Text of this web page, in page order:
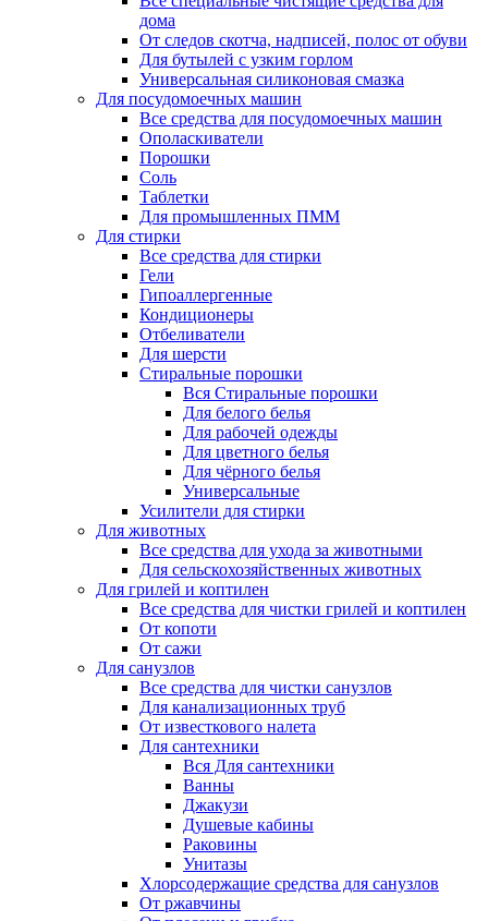
дома
От следов скотча, надписей, полос от обуви
Для бутылей с узким горлом
Универсальная силиконовая смазка
Для посудомоечных машин
Все средства для посудомоечных машин
Ополаскиватели
Порошки
Соль
Таблетки
Для промышленных ПММ
Для стирки
Все средства для стирки
Гели
Гипоаллергенные
Кондиционеры
Отбеливатели
Для шерсти
Стиральные порошки
Вся Стиральные порошки
Для белого белья
Для рабочей одежды
Для цветного белья
Для чёрного белья
Универсальные
Усилители для стирки
Для животных
Все средства для ухода за животными
Для сельскохозяйственных животных
Для грилей и коптилен
Все средства для чистки грилей и коптилен
От копоти
От сажи
Для санузлов
Все средства для чистки санузлов
Для канализационных труб
От известкового налета
Для сантехники
Вся Для сантехники
Ванны
Джакузи
Душевые кабины
Раковины
Унитазы
Хлорсодержащие средства для санузлов
От ржавчины